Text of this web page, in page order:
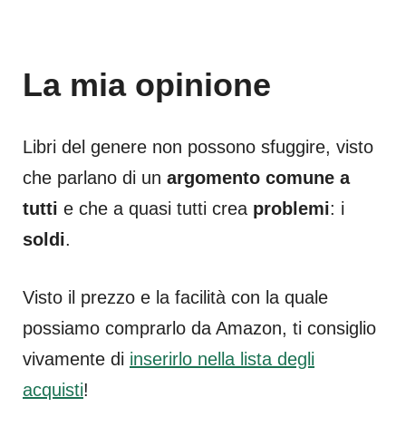
La mia opinione
Libri del genere non possono sfuggire, visto
che parlano di un argomento comune a
tutti e che a quasi tutti crea problemi: i
soldi.
Visto il prezzo e la facilità con la quale
possiamo comprarlo da Amazon, ti consiglio
vivamente di inserirlo nella lista degli
acquisti!